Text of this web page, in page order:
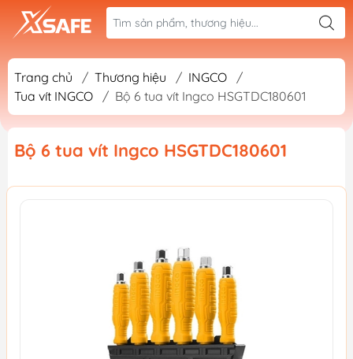
Trang chủ / Thương hiệu / INGCO
/
Tua vít INGCO
/ Bộ 6 tua vít Ingco HSGTDC180601
Bộ 6 tua vít Ingco HSGTDC180601